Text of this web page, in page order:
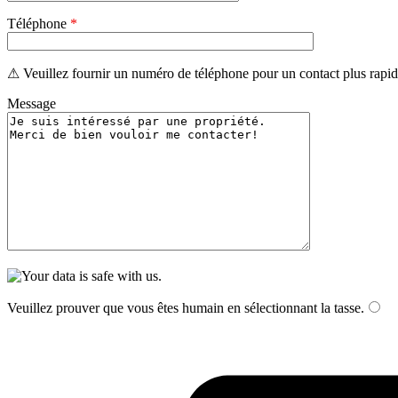
Téléphone *
⚠ Veuillez fournir un numéro de téléphone pour un contact plus
Message
Veuillez prouver que vous êtes humain en sélectionnant la tasse.